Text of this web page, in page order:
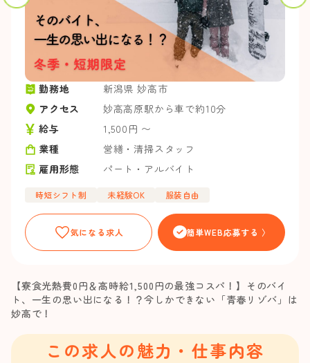
勤務地
新潟県 妙高市
アクセス
妙高高原駅から車で約10分
給与
1,500円 〜
業種
営繕・清掃スタッフ
雇用形態
パート・アルバイト
時短シフト制 未経験OK 服装自由
気になる求人 簡単WEB応募する 〉
【寮食光熱費0円＆高時給1,500円の最強コスパ！】そのバイ
ト、一生の思い出になる！？今しかできない「青春リゾバ」は
妙高で！
この求人の魅力・仕事内容